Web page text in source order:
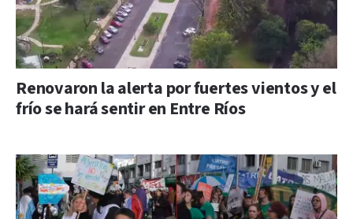
Renovaron la alerta por fuertes vientos y el
frío se hará sentir en Entre Ríos